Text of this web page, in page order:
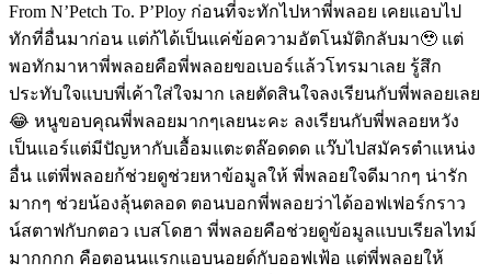
From N’Petch To. P’Ploy ก่อนที่จะทักไปหาพี่พลอย เคยแอบไป
ทักที่อื่นมาก่อน แต่ก้ได้เป็นแค่ข้อความอัตโนมัติกลับมา🥹 แต่
พอทักมาหาพี่พลอยคือพี่พลอยขอเบอร์แล้วโทรมาเลย รู้สึก
ประทับใจแบบพี่เค้าใส่ใจมาก เลยตัดสินใจลงเรียนกับพี่พลอยเลย
😂 หนูขอบคุณพี่พลอยมากๆเลยนะคะ ลงเรียนกับพี่พลอยหวัง
เป็นแอร์แต่มีปัญหากับเอื้อมแตะตล๊อดดด แว๊บไปสมัครตำแหน่ง
อื่น แต่พี่พลอยก้ช่วยดูช่วยหาข้อมูลให้ พี่พลอยใจดีมากๆ น่ารัก
มากๆ ช่วยน้องลุ้นตลอด ตอนบอกพี่พลอยว่าได้ออฟเฟอร์กราว
น์สตาฟกับกตอว เบสโดฮา พี่พลอยคือช่วยดูข้อมูลแบบเรียลไทม์
มากกกก คือตอนนแรกแอบนอยด์กับออฟเฟ้อ แต่พี่พลอยให้